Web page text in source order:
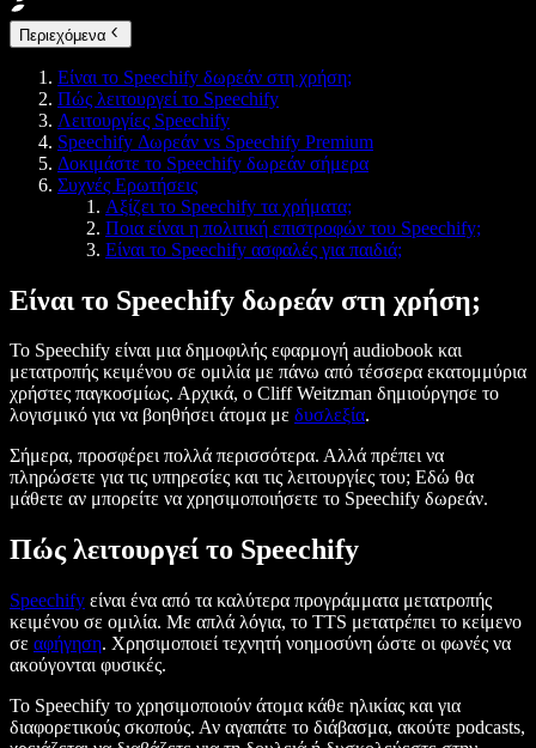
Περιεχόμενα
Είναι το Speechify δωρεάν στη χρήση;
Πώς λειτουργεί το Speechify
Λειτουργίες Speechify
Speechify Δωρεάν vs Speechify Premium
Δοκιμάστε το Speechify δωρεάν σήμερα
Συχνές Ερωτήσεις
Αξίζει το Speechify τα χρήματα;
Ποια είναι η πολιτική επιστροφών του Speechify;
Είναι το Speechify ασφαλές για παιδιά;
Είναι το Speechify δωρεάν στη χρήση;
Το Speechify είναι μια δημοφιλής εφαρμογή audiobook και
μετατροπής κειμένου σε ομιλία με πάνω από τέσσερα εκατομμύρια
χρήστες παγκοσμίως. Αρχικά, ο Cliff Weitzman δημιούργησε το
λογισμικό για να βοηθήσει άτομα με δυσλεξία.
Σήμερα, προσφέρει πολλά περισσότερα. Αλλά πρέπει να
πληρώσετε για τις υπηρεσίες και τις λειτουργίες του; Εδώ θα
μάθετε αν μπορείτε να χρησιμοποιήσετε το Speechify δωρεάν.
Πώς λειτουργεί το Speechify
Speechify είναι ένα από τα καλύτερα προγράμματα μετατροπής
κειμένου σε ομιλία. Με απλά λόγια, το TTS μετατρέπει το κείμενο
σε αφήγηση. Χρησιμοποιεί τεχνητή νοημοσύνη ώστε οι φωνές να
ακούγονται φυσικές.
Το Speechify το χρησιμοποιούν άτομα κάθε ηλικίας και για
διαφορετικούς σκοπούς. Αν αγαπάτε το διάβασμα, ακούτε podcasts,